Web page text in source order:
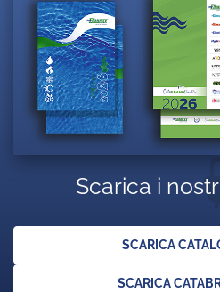
Scarica i
SCARICA
SCARICA